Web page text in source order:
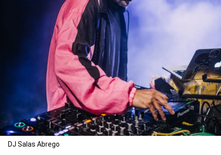
DJ Salas Abrego